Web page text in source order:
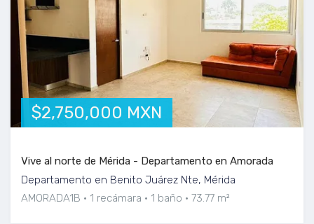
$2,750,000 MXN
Vive al norte de Mérida - Departamento en Amorada
Departamento en Benito Juárez Nte, Mérida
AMORADA1B
1 recámara 1 baño 73.77 m²